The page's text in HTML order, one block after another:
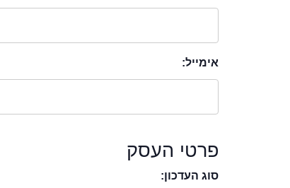
אימייל:
פרטי העסק
סוג העדכון: